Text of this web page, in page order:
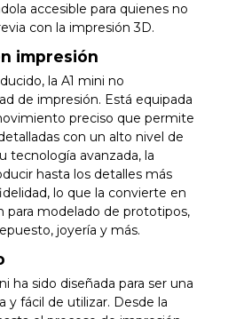
accesible para quienes no
con la impresión 3D.
impresión
la A1 mini no
de impresión. Está equipada
preciso que permite
con un alto nivel de
tecnología avanzada, la
hasta los detalles más
lo que la convierte en
para modelado de prototipos,
joyería y más.
ha sido diseñada para ser una
y fácil de utilizar. Desde la